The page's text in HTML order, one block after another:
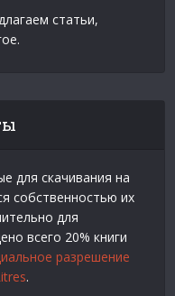
статьи,
для скачивания на
собственностью их
для
всего 20% книги
разрешение
.